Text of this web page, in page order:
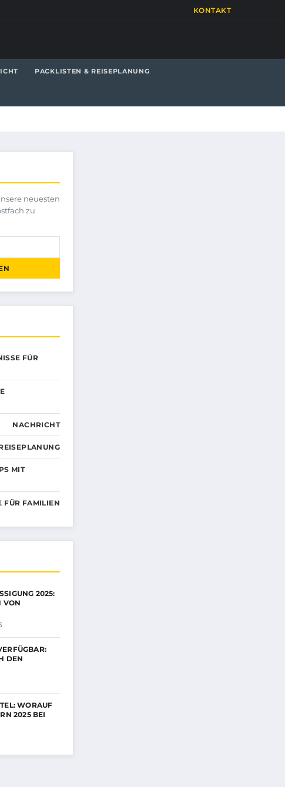
KONTAKT
PACKLISTEN & REISEPLANUNG
neuesten
zu
FÜR
NACHRICHT
MIT
FÜR FAMILIEN
2025: W
A
DEN
WORAUF
2025 BEI